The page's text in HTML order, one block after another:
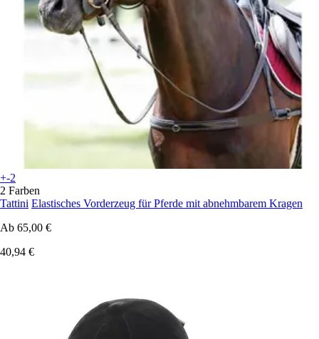
+-2
2 Farben
Tattini Elastisches Vorderzeug für Pferde mit abnehmbarem Kragen
Ab 65,00 €
40,94 €